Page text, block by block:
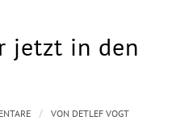
jetzt in den
/ VON DETLEF VOGT